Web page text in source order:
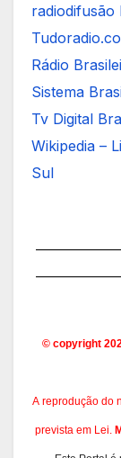
radiodifusão
Rádio
Sistema
Tv Digital
Wikipedia –
Sul
© copyright
A reprodução do
prevista em Lei.